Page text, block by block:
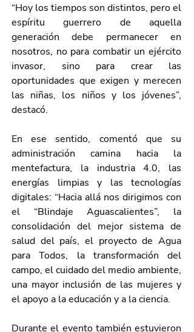
“Hoy los tiempos son distintos, pero el
espíritu guerrero de aquella
generación debe permanecer en
nosotros, no para combatir un ejército
invasor, sino para crear las
oportunidades que exigen y merecen
las niñas, los niños y los jóvenes”,
destacó.
En ese sentido, comentó que su
administración camina hacia la
mentefactura, la industria 4.0, las
energías limpias y las tecnologías
digitales: “Hacia allá nos dirigimos con
el “Blindaje Aguascalientes”, la
consolidación del mejor sistema de
salud del país, el proyecto de Agua
para Todos, la transformación del
campo, el cuidado del medio ambiente,
una mayor inclusión de las mujeres y
el apoyo a la educación y a la ciencia.
Durante el evento también estuvieron